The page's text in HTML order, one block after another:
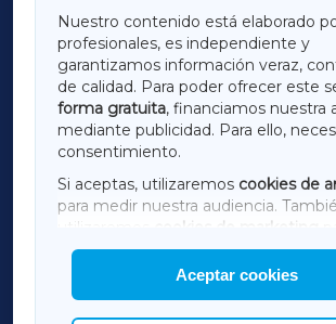
Nuestro contenido está elaborado
profesionales, es independiente y
garantizamos información veraz,
de calidad. Para poder ofrecer este
forma gratuita, financiamos nuestra
mediante publicidad. Para ello,
consentimiento.
Si aceptas, utilizaremos cookies de
para medir nuestra audiencia.
utilizaremos
cookies de marketing
mostrar publicidad de terceros.
Asimismo, puedes personalizar la
las cookies que deseas permitir.
Aceptar cookies
LUGOXA
TERRACHAXA
AMARIÑAXA
RIBEIRASACRAXA